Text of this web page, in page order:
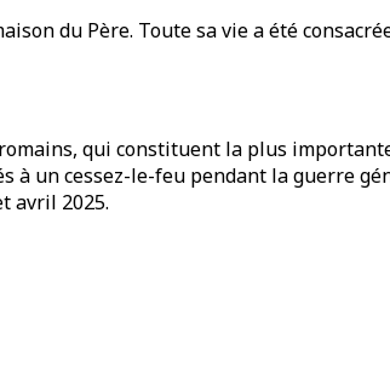
du Père. Toute sa vie a été
qui constituent la plus
un cessez-le-feu pendant la guerre
avril 2025.